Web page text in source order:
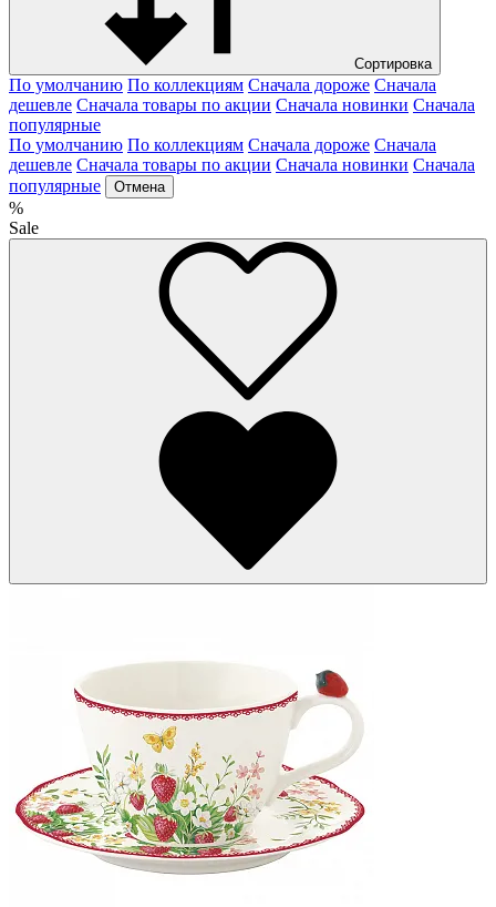
Сортировка
По умолчанию По коллекциям Сначала дороже Сначала
дешевле Сначала товары по акции Сначала новинки Сначала
популярные
По умолчанию По коллекциям Сначала дороже Сначала
дешевле Сначала товары по акции Сначала новинки Сначала
популярные
Отмена
%
Sale